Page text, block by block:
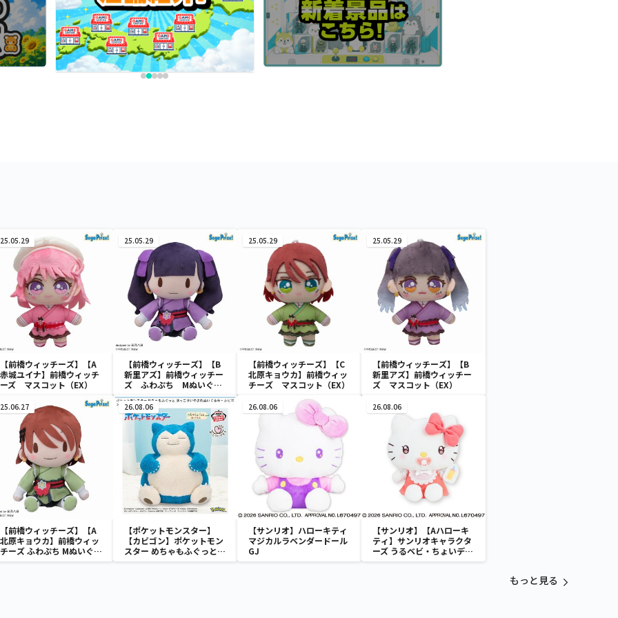
25.05.29
【前橋ウィッチーズ】【A
赤城ユイナ】前橋ウィッチ
ーズ マスコット（EX）
25.05.29
【前橋ウィッチーズ】【B
新里アズ】前橋ウィッチー
ズ ふわぷち Mぬいぐる
み “赤城ユイナ＆新里ア
ズ”
25.05.29
【前橋ウィッチーズ】【C
北原キョウカ】前橋ウィッ
チーズ マスコット（EX）
25.05.29
【前橋ウィッチーズ】【B
新里アズ】前橋ウィッチー
ズ マスコット（EX）
25.06.27
【前橋ウィッチーズ】【A
北原キョウカ】前橋ウィッ
チーズ ふわぷち Mぬいぐる
み“北原キョウカ＆三俣チ
26.08.06
【ポケットモンスター】
【カビゴン】ポケットモン
スター めちゃもふぐっと
ほっこりいやされぬいぐる
26.08.06
【サンリオ】ハローキティ
マジカルラベンダードール
GJ
26.08.06
【サンリオ】【Aハローキ
ティ】サンリオキャラクタ
ーズ うるベビ・ちょいデカ
ドール
もっと見る